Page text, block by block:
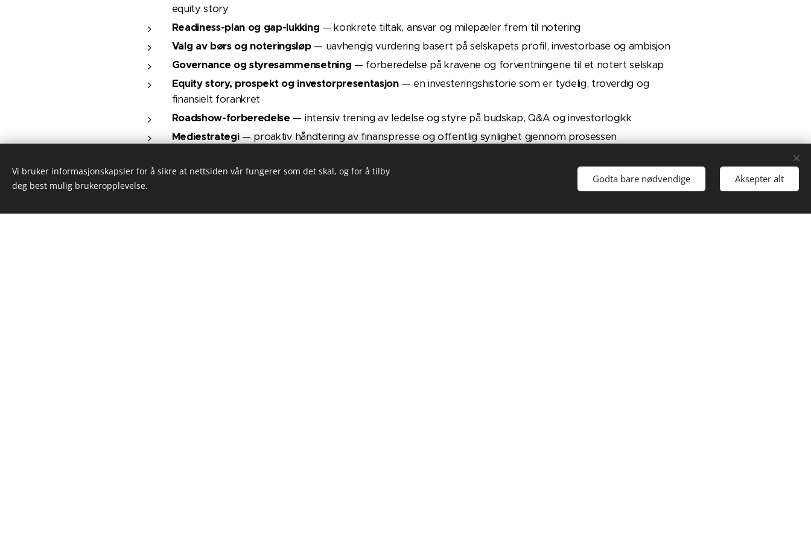
equity story
Readiness-plan og gap-lukking — konkrete tiltak, ansvar og milepæler frem til notering
Valg av børs og noteringsl­øp— uavhengig vurdering basert på selskapets profil, investorbase og ambisjon
Governance og styresammensetning — forberedelse på kravene og forventningene til et notert selskap
Equity story, prospekt og investorpresentasjon— en investeringshistorie som er tydelig, troverdig og
finansielt forankret
Roadshow-forberedelse — intensiv trening av ledelse og styre på budskap, Q&A og investorlogikk
Mediestrategi— proaktiv håndtering av finanspresse og offentlig synlighet gjennom prosessen
Oppfølging etter notering— sikre at selskapet leverer på kapitalmarkedsløftet
samtale.
Vi bruker informasjonskapsler for å sikre at nettsiden vår fungerer som det skal, og for å tilby
deg best mulig brukeropplevelse.
Godta bare nødvendige Aksepter alt